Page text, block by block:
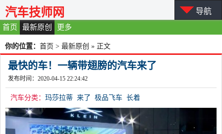
首页 最新原创 更多
汽车技师网 导航
你的位置： 首页 > 最新原创 » 正文
最快的车！一辆带翅膀的汽车来了
发布时间：2020-04-15 22:24:42
汽车分类： 玛莎拉蒂 来了 极品飞车 长着